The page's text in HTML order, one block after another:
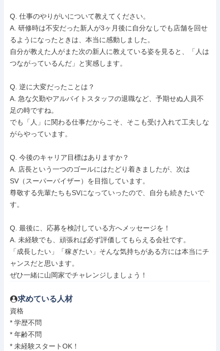
Q. 仕事のやりがいについて教えてください。
A. 研修時は不安だった新人が3ヶ月後に自分なしでも店舗を回せ
るようになったときは、本当に感動しました。
自分が教えた人がまた次の新人に教えている姿を見ると、「人は
つながっているんだ」と実感します。
Q. 逆に大変だったことは？
A. 急な欠勤やアルバイトスタッフの退職など、予期せぬ人員不
足の時ですね。
でも「人」に関わる仕事だからこそ、そこも受け入れて工夫しな
がらやっています。
Q. 今後のキャリア目標はありますか？
A. 店長という一つのゴールにはたどり着きましたが、次は
SV（スーパーバイザー）を目指しています。
尊敬する先輩たちもSVになっていったので、自分も続きたいで
す。
Q. 最後に、応募を検討している方へメッセージを！
A. 未経験でも、頑張れば必ず評価してもらえる会社です。
「成長したい」「稼ぎたい」そんな気持ちがある方には本当にチ
ャンスだと思います。
ぜひ一緒に山岡家でチャレンジしましょう！
求めている人材
資格
* 学歴不問
* 年齢不問
* 未経験スタートOK！